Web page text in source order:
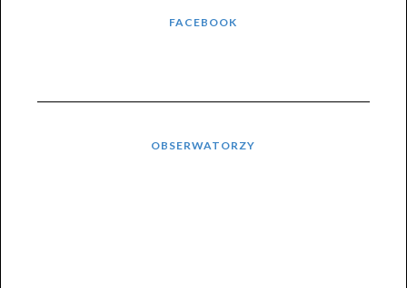
FACEBOOK
OBSERWATORZY